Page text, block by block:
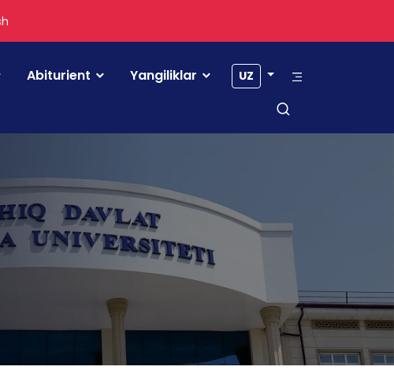
Abiturient Yangiliklar UZ